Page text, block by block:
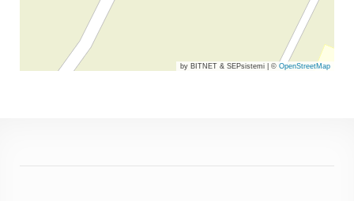
by BITNET & SEPsistemi © OpenStreetMap